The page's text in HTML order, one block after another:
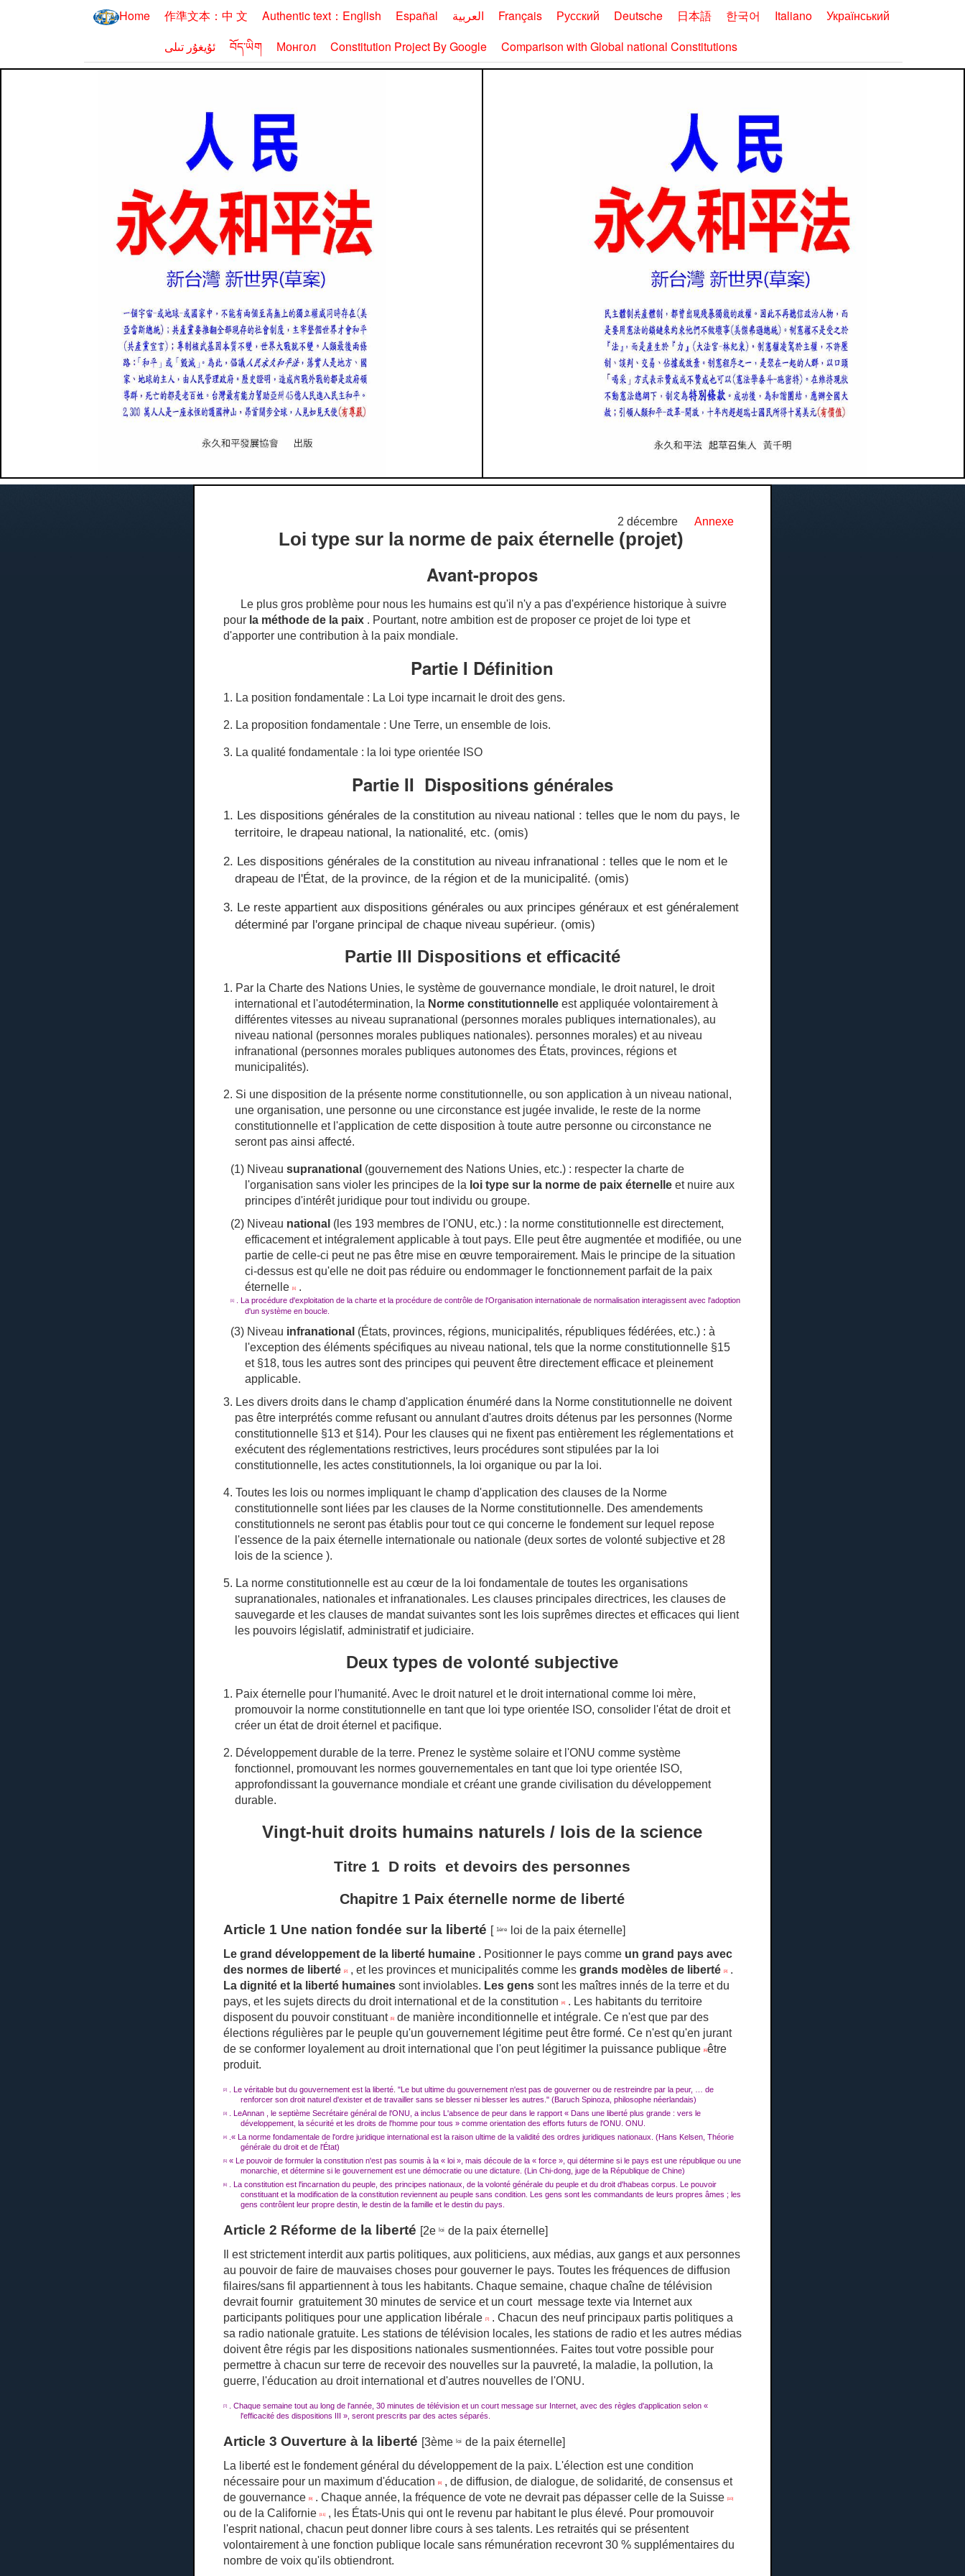
Home 作準文本：中 文 Authentic text：English Españal العربية Français Русский Deutsche 日本語 한국어 Italiano
Український
ئۇيغۇر تىلى
བོད་ཡིག Монгол Constitution Project By Google Comparison with Global national Constitutions
2 décembre Annexe
Loi type sur la norme de paix éternelle (projet)
Avant-propos
Le plus gros problème pour nous les humains est qu'il n'y a pas d'expérience historique à suivre
pour la méthode de la paix. Pourtant, notre ambition est de proposer ce projet de loi type et
d'apporter une contribution à la paix mondiale.
Partie I Définition
1. La position fondamentale : La Loi type incarnait le droit des gens.
2. La proposition fondamentale : Une Terre, un ensemble de lois.
3. La qualité fondamentale : la loi type orientée ISO
Partie II Dispositionsgénérales
1. Les dispositions générales de la constitution au niveau national : telles que le nom du pays, le
territoire, le drapeau national, la nationalité, etc. (omis)
2. Les dispositions générales de la constitution au niveau infranational : telles que le nom et le
drapeau de l'État, de la province, de la région et de la municipalité. (omis)
3. Le reste appartient aux dispositions générales ou aux principes généraux et est généralement
déterminé par l'organe principal de chaque niveau supérieur. (omis)
Partie III Dispositions et efficacité
1. Par la Charte des Nations Unies, le système de gouvernance mondiale, le droit naturel, le droit
international et l'autodétermination, la Norme constitutionnelleest appliquée volontairement à
différentes vitesses au niveau supranational (personnes morales publiques internationales), au
niveau national (personnes morales publiques nationales). personnes morales) et au niveau
infranational (personnes morales publiques autonomes des États, provinces, régions et
municipalités).
2. Si une disposition de la présente norme constitutionnelle, ou son application à un niveau national,
une organisation, une personne ou une circonstance est jugée invalide, le reste de la norme
constitutionnelle et l'application de cette disposition à toute autre personne ou circonstance ne
seront pas ainsi affecté.
(1) Niveau supranational (gouvernement des Nations Unies, etc.) : respecter la charte de
l'organisation sans violer les principes de la loi type sur la norme de paix éternelleet nuire aux
principes d'intérêt juridique pour tout individu ou groupe.
(2) Niveau national (les 193 membres de l'ONU, etc.) : la norme constitutionnelle est directement,
efficacement et intégralement applicable à tout pays. Elle peut être augmentée et modifiée, ou une
partie de celle-ci peut ne pas être mise en œuvre temporairement. Mais le principe de la situation
ci-dessus est qu'elle ne doit pas réduire ou endommager le fonctionnement parfait de la paix
éternelle
[1] .
[1] . La procédure d'exploitation de la charte et la procédure de contrôle de l'Organisation internationale de normalisation interagissent avec l'adoption
d'un système en boucle.
(3) Niveau infranational (États, provinces, régions, municipalités, républiques fédérées, etc.) : à
l'exception des éléments spécifiques au niveau national, tels que la norme constitutionnelle §15
et §18, tous les autres sont des principes qui peuvent être directement efficace et pleinement
applicable.
3. Les divers droits dans le champ d'application énuméré dans la Norme constitutionnelle ne doivent
pas être interprétés comme refusant ou annulant d'autres droits détenus par les personnes (Norme
constitutionnelle §13 et §14). Pour les clauses qui ne fixent pas entièrement les réglementations et
exécutent des réglementations restrictives, leurs procédures sont stipulées par la loi
constitutionnelle, les actes constitutionnels, la loi organique ou par la loi.
4. Toutes les lois ou normes impliquant le champ d'application des clauses de la Norme
constitutionnelle sont liées par les clauses de la Norme constitutionnelle. Des amendements
constitutionnels ne seront pas établis pour tout ce qui concerne le fondement sur lequel repose
l'essence de la paix éternelle internationale ou nationale (deux sortes de volonté subjective et 28
lois de la science).
5. La norme constitutionnelle est au cœur de la loi fondamentale de toutes les organisations
supranationales, nationales et infranationales. Les clauses principales directrices, les clauses de
sauvegarde et les clauses de mandat suivantes sont les lois suprêmes directes et efficaces qui lient
les pouvoirs législatif, administratif et judiciaire.
Deux types de volonté subjective
1. Paix éternelle pour l'humanité. Avec le droit naturel et le droit international comme loi mère,
promouvoir la norme constitutionnelle en tant que loi type orientée ISO, consolider l'état de droit et
créer un état de droit éternel et pacifique.
2. Développement durable de la terre. Prenez le système solaire et l'ONU comme système
fonctionnel, promouvant les normes gouvernementales en tant que loi type orientée ISO,
approfondissant la gouvernance mondiale et créant une grande civilisation du développement
durable.
Vingt-huit droits humains naturels / lois de la science
Titre 1 D roits etdevoirs des personnes
Chapitre 1 Paix éternelle norme de liberté
Article 1 Une nation fondée sur la liberté [ 1ère
loi de la paix éternelle]
Le grand développement de la liberté humaine . Positionner le pays comme un grand pays avec
des normes de liberté
[2], et les provinces et municipalités comme les grands modèles de liberté [3].
La dignité et la liberté humainessont inviolables. Les genssont les maîtres innés de la terre et du
pays, et les sujets directs du droit international et de la constitution
[4]. Les habitants du territoire
disposent du pouvoir constituant
[5]de manière inconditionnelle et intégrale. Ce n'est que par des
élections régulières par le peuple qu'un gouvernement légitime peut être formé. Ce n'est qu'en jurant
de se conformer loyalement au droit international que l'on peut légitimer la puissance publique
[6]être
produit.
[2]. Le véritable but du gouvernement est la liberté. "Le but ultime du gouvernement n'est pas de gouverner ou de restreindre par la peur, … de
renforcer son droit naturel d'exister et de travailler sans se blesser ni blesser les autres." (Baruch Spinoza, philosophe néerlandais)
[3]. LeAnnan, le septième Secrétaire général de l'ONU, a inclus L'absence de peur dans le rapport « Dans une liberté plus grande : vers le
développement, la sécurité et les droits de l'homme pour tous » comme orientation des efforts futurs de l'ONU. ONU.
[4].« La norme fondamentale de l'ordre juridique international est la raison ultime de la validité des ordres juridiques nationaux. (Hans Kelsen, Théorie
générale du droit et de l'État)
[5]« Le pouvoir de formuler la constitution n'est pas soumis à la « loi », mais découle de la « force », qui détermine si le pays est une république ou une
monarchie, et détermine si le gouvernement est une démocratie ou une dictature. (Lin Chi-dong, juge de la République de Chine)
[6]. La constitution est l'incarnation du peuple, des principes nationaux, de la volonté générale du peuple et du droit d'habeas corpus. Le pouvoir
constituant et la modification de la constitution reviennent au peuple sans condition. Les gens sont les commandants de leurs propres âmes ; les
gens contrôlent leur propre destin, le destin de la famille et le destin du pays.
Article 2 Réforme de la liberté [2e loi de la paix éternelle]
Il est strictement interdit aux partis politiques, aux politiciens, aux médias, aux gangs et aux personnes
au pouvoir de faire de mauvaises choses pour gouverner le pays. Toutes les fréquences de diffusion
filaires/sans fil appartiennent à tous les habitants. Chaque semaine, chaque chaîne de télévision
devrait fournir gratuitement30 minutes de service et un courtmessage texte via Internet aux
participants politiques pour une application libérale
[7]. Chacun des neuf principaux partis politiques a
sa radio nationale gratuite. Les stations de télévision locales, les stations de radio et les autres médias
doivent être régis par les dispositions nationales susmentionnées. Faites tout votre possible pour
permettre à chacun sur terre de recevoir des nouvelles sur la pauvreté, la maladie, la pollution, la
guerre, l'éducation au droit international et d'autres nouvelles de l'ONU.
[7]. Chaque semaine tout au long de l'année, 30 minutes de télévision et un court message sur Internet, avec des règles d'application selon «
l'efficacité des dispositions III », seront prescrits par des actes séparés.
Article 3 Ouverture à la liberté [3ème loi de la paix éternelle]
La liberté est le fondement général du développement de la paix. L'élection est une condition
nécessaire pour un maximum d'éducation
[8], de diffusion, de dialogue, de solidarité, de consensus et
de gouvernance
[9]. Chaque année, la fréquence de vote ne devrait pas dépasser celle de la Suisse [10]
ou de la Californie [11] , les États-Unis qui ont le revenu par habitant le plus élevé. Pour promouvoir
l'esprit national, chacun peut donner libre cours à ses talents. Les retraités qui se présentent
volontairement à une fonction publique locale sans rémunération recevront 30 % supplémentaires du
nombre de voix qu'ils obtiendront.